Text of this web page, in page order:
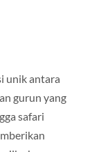
unik antara
gurun yang
safari